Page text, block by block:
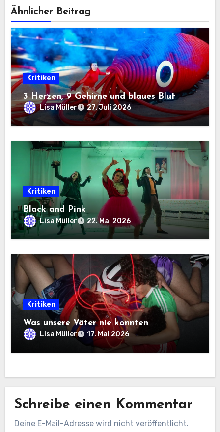
Ähnlicher Beitrag
Kritiken
3 Herzen, 9 Gehirne und blaues Blut
Lisa Müller 27. Juli 2026
Kritiken
Black and Pink
Lisa Müller 22. Mai 2026
Kritiken
Was unsere Väter nie konnten
Lisa Müller 17. Mai 2026
Schreibe einen Kommentar
Deine E-Mail-Adresse wird nicht veröffentlicht.